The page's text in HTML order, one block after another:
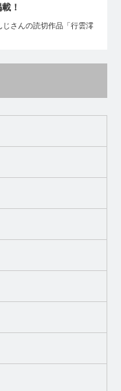
！
さんの読切作品「行雲澪